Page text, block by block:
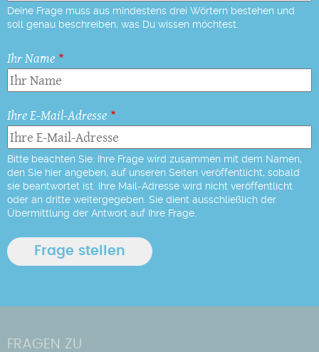
Deine Frage muss aus mindestens drei Wörtern bestehen und
soll genau beschreiben, was Du wissen möchtest.
Ihr Name
Ihre E-Mail-Adresse
Bitte beachten Sie: Ihre Frage wird zusammen mit dem Namen,
den Sie hier angeben, auf unseren Seiten veröffentlicht, sobald
sie beantwortet ist. Ihre Mail-Adresse wird nicht veröffentlicht
oder an dritte weitergegeben. Sie dient ausschließlich der
Übermittlung der Antwort auf Ihre Frage.
FRAGEN ZU